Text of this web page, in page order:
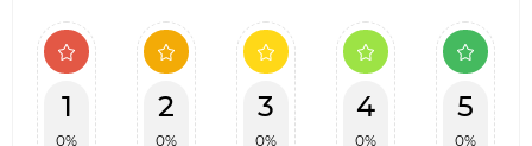
1
0%
2
0%
3
0%
4
0%
5
0%